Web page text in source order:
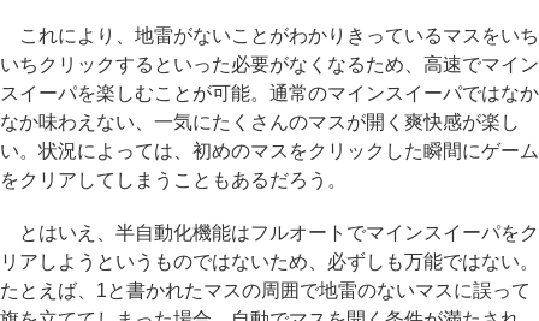
これにより、地雷がないことがわかりきっているマスをいち
いちクリックするといった必要がなくなるため、高速でマイン
スイーパを楽しむことが可能。通常のマインスイーパではなか
なか味わえない、一気にたくさんのマスが開く爽快感が楽し
い。状況によっては、初めのマスをクリックした瞬間にゲーム
をクリアしてしまうこともあるだろう。
とはいえ、半自動化機能はフルオートでマインスイーパをク
リアしようというものではないため、必ずしも万能ではない。
たとえば、1と書かれたマスの周囲で地雷のないマスに誤って